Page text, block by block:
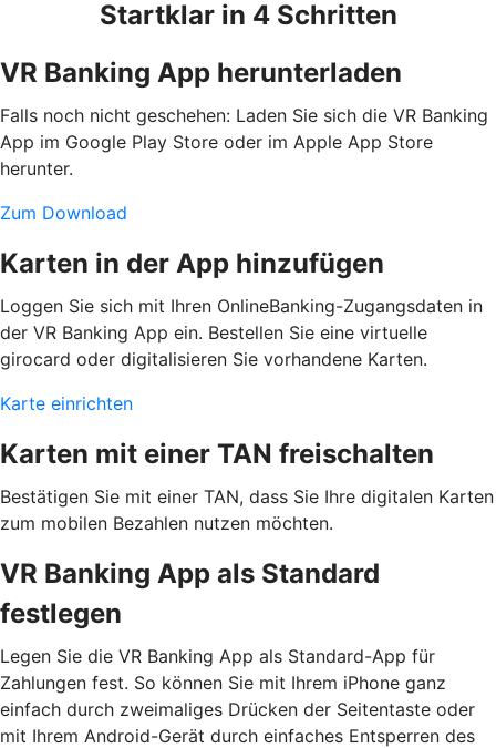
Startklar in 4 Schritten
VR Banking App herunterladen
Falls noch nicht geschehen: Laden Sie sich die VR Banking
App im Google Play Store oder im Apple App Store
herunter.
Zum Download
Karten in der App hinzufügen
Loggen Sie sich mit Ihren OnlineBanking-Zugangsdaten in
der VR Banking App ein. Bestellen Sie eine virtuelle
girocard oder digitalisieren Sie vorhandene Karten.
Karte einrichten
Karten mit einer TAN freischalten
Bestätigen Sie mit einer TAN, dass Sie Ihre digitalen Karten
zum mobilen Bezahlen nutzen möchten.
VR Banking App als Standard
festlegen
Legen Sie die VR Banking App als Standard-App für
Zahlungen fest. So können Sie mit Ihrem iPhone ganz
einfach durch zweimaliges Drücken der Seitentaste oder
mit Ihrem Android-Gerät durch einfaches Entsperren des